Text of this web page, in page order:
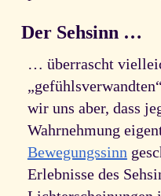
Der Sehsinn …
… überrascht
wir uns aber, dass
Wahrnehmung
Bewegungssinn
Erlebnisse des